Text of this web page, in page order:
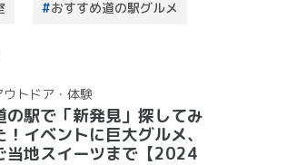
おすすめ道の駅グルメ
ウトドア・体験
の駅で「新発見」探してみ
！イベントに巨大グルメ、
当地スイーツまで【2024